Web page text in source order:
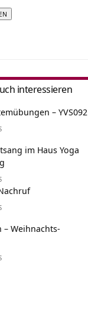
interessieren
– YVS092
im Haus Yoga
– Weihnachts-